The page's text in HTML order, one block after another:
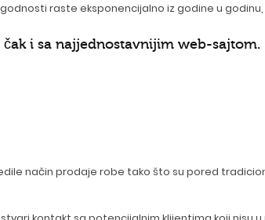
raste eksponencijalno iz godine u
i sa najjednostavnijim web-sajtom.
način prodaje robe tako što su pored